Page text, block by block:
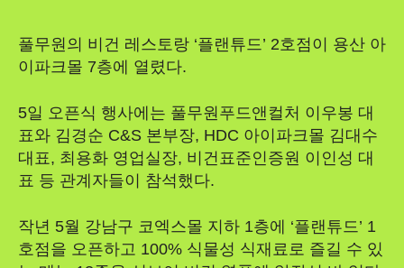
풀무원의 비건 레스토랑 ‘플랜튜드’ 2호점이 용산 아
이파크몰 7층에 열렸다.
5일 오픈식 행사에는 풀무원푸드앤컬처 이우봉 대
표와 김경순 C&S 본부장, HDC 아이파크몰 김대수
대표, 최용화 영업실장, 비건표준인증원 이인성 대
표 등 관계자들이 참석했다.
작년 5월 강남구 코엑스몰 지하 1층에 ‘플랜튜드’ 1
호점을 오픈하고 100% 식물성 식재료로 즐길 수 있